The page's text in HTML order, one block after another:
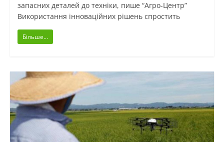
запасних деталей до техніки, пише “Агро-Центр”
Використання інноваційних рішень спростить
Більше...